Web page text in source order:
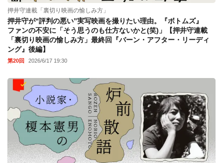
押井守連載「裏切り映画の愉しみ方」
押井守が“評判の悪い”実写映画を撮りたい理由。『ボトムズ』
ファンの不安に「そう思うのも仕方ないかと(笑)」【押井守連載
「裏切り映画の愉しみ方」最終回『バーン・アフター・リーディ
ング』後編】
第20回 2026/6/17 19:30